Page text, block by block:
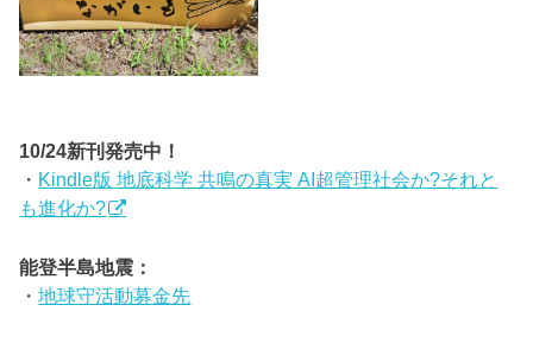
10/24新刊発売中！
・ Kindle版 地底科学 共鳴の真実 AI超管理社会か?それと
も進化か?
能登半島地震：
・地球守活動募金先